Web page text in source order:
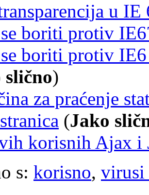
u IE
boriti protiv
boriti protiv
slično)
za praćenje
(Jako
korisnih Ajax i
s: korisno,